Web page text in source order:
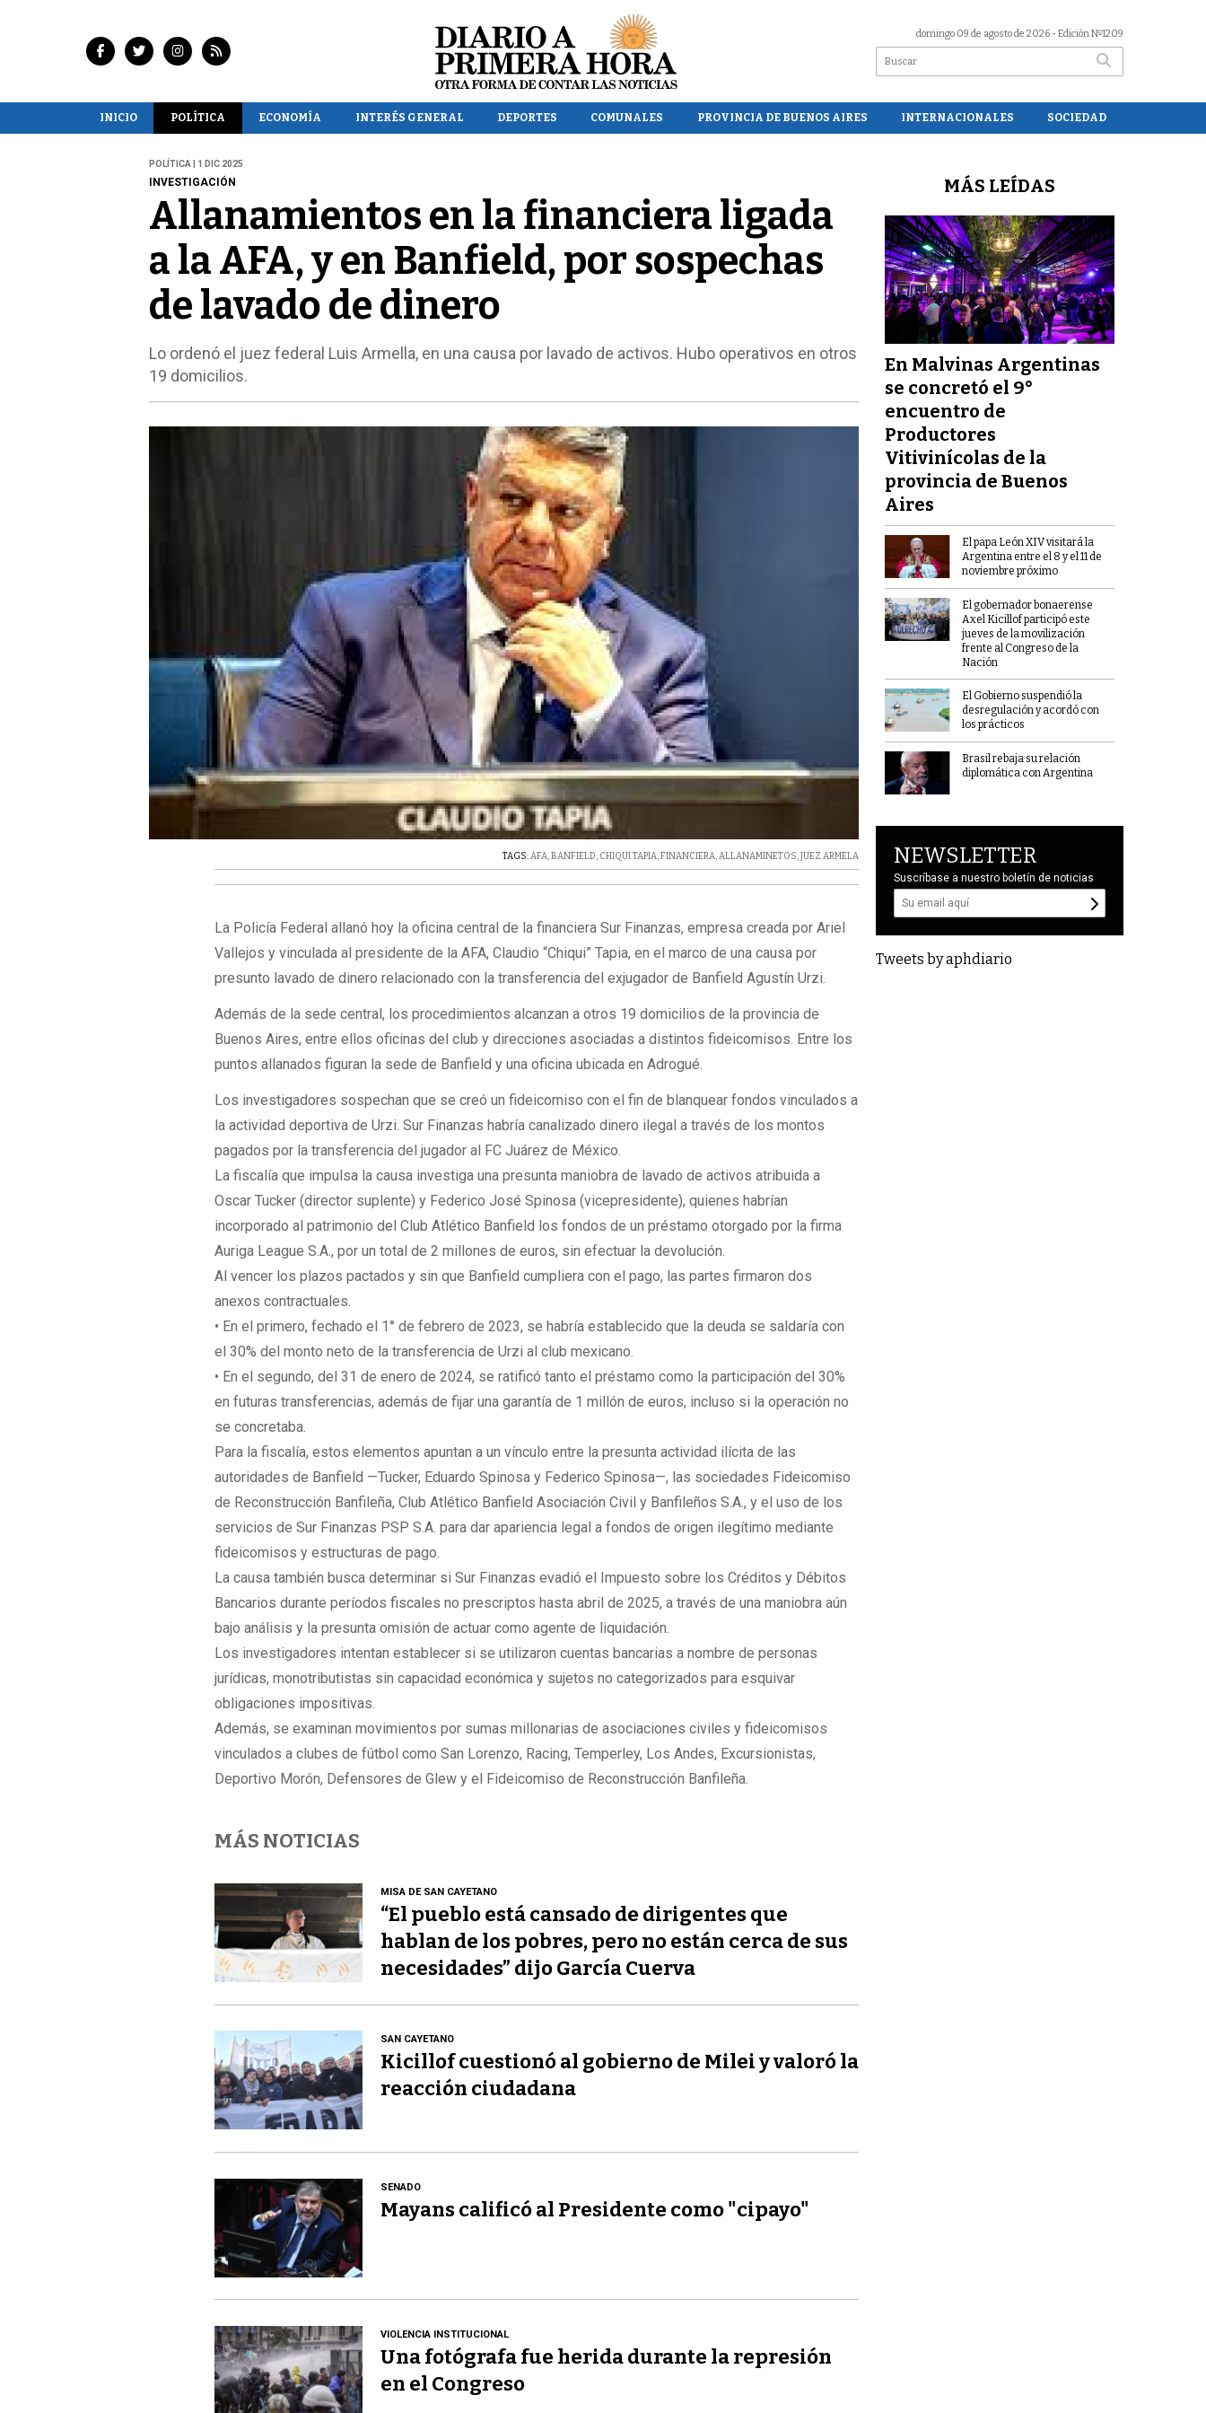
domingo 09 de agosto de 2026 - Edición Nº1209
INICIO POLÍTICA ECONOMÍA INTERÉS GENERAL DEPORTES COMUNALES PROVINCIA DE BUENOS AIRES INTERNACIONALES SOCIEDAD
POLÍTICA | 1 DIC 2025
INVESTIGACIÓN
Allanamientos en la financiera ligada
a la AFA, y en Banfield, por sospechas
de lavado de dinero
Lo ordenó el juez federal Luis Armella, en una causa por lavado de activos. Hubo operativos en otros
19 domicilios.
TAGS:AFA,BANFIELD, CHIQUI TAPIA,FINANCIERA,ALLANAMINETOS, JUEZ ARMELA
La Policía Federal allanó hoy la oficina central de la financiera Sur Finanzas, empresa creada por Ariel
Vallejos y vinculada al presidente de la AFA, Claudio “Chiqui” Tapia, en el marco de una causa por
presunto lavado de dinero relacionado con la transferencia del exjugador de Banfield Agustín Urzi.
Además de la sede central, los procedimientos alcanzan a otros 19 domicilios de la provincia de
Buenos Aires, entre ellos oficinas del club y direcciones asociadas a distintos fideicomisos. Entre los
puntos allanados figuran la sede de Banfield y una oficina ubicada en Adrogué.
Los investigadores sospechan que se creó un fideicomiso con el fin de blanquear fondos vinculados a
la actividad deportiva de Urzi. Sur Finanzas habría canalizado dinero ilegal a través de los montos
pagados por la transferencia del jugador al FC Juárez de México.
La fiscalía que impulsa la causa investiga una presunta maniobra de lavado de activos atribuida a
Oscar Tucker (director suplente) y Federico José Spinosa (vicepresidente), quienes habrían
incorporado al patrimonio del Club Atlético Banfield los fondos de un préstamo otorgado por la firma
Auriga League S.A., por un total de 2 millones de euros, sin efectuar la devolución.
Al vencer los plazos pactados y sin que Banfield cumpliera con el pago, las partes firmaron dos
anexos contractuales.
• En el primero, fechado el 1° de febrero de 2023, se habría establecido que la deuda se saldaría con
el 30% del monto neto de la transferencia de Urzi al club mexicano.
• En el segundo, del 31 de enero de 2024, se ratificó tanto el préstamo como la participación del 30%
en futuras transferencias, además de fijar una garantía de 1 millón de euros, incluso si la operación no
se concretaba.
Para la fiscalía, estos elementos apuntan a un vínculo entre la presunta actividad ilícita de las
autoridades de Banfield —Tucker, Eduardo Spinosa y Federico Spinosa—, las sociedades Fideicomiso
de Reconstrucción Banfileña, Club Atlético Banfield Asociación Civil y Banfileños S.A., y el uso de los
servicios de Sur Finanzas PSP S.A. para dar apariencia legal a fondos de origen ilegítimo mediante
fideicomisos y estructuras de pago.
La causa también busca determinar si Sur Finanzas evadió el Impuesto sobre los Créditos y Débitos
Bancarios durante períodos fiscales no prescriptos hasta abril de 2025, a través de una maniobra aún
bajo análisis y la presunta omisión de actuar como agente de liquidación.
Los investigadores intentan establecer si se utilizaron cuentas bancarias a nombre de personas
jurídicas, monotributistas sin capacidad económica y sujetos no categorizados para esquivar
obligaciones impositivas.
Además, se examinan movimientos por sumas millonarias de asociaciones civiles y fideicomisos
vinculados a clubes de fútbol como San Lorenzo, Racing, Temperley, Los Andes, Excursionistas,
Deportivo Morón, Defensores de Glew y el Fideicomiso de Reconstrucción Banfileña.
MÁS NOTICIAS
MISA DE SAN CAYETANO
“El pueblo está cansado de dirigentes que
hablan de los pobres, pero no están cerca de sus
necesidades” dijo García Cuerva
SAN CAYETANO
Kicillof cuestionó al gobierno de Milei y valoró la
reacción ciudadana
SENADO
Mayans calificó al Presidente como "cipayo"
VIOLENCIA INSTITUCIONAL
Una fotógrafa fue herida durante la represión
en el Congreso
MÁS LEÍDAS
En Malvinas Argentinas
se concretó el 9°
encuentro de
Productores
Vitivinícolas de la
provincia de Buenos
Aires
El papa León XIV visitará la
Argentina entre el 8 y el 11 de
noviembre próximo
El gobernador bonaerense
Axel Kicillof participó este
jueves de la movilización
frente al Congreso de la
Nación
El Gobierno suspendió la
desregulación y acordó con
los prácticos
Brasil rebaja su relación
diplomática con Argentina
NEWSLETTER
Suscríbase a nuestro boletín de noticias
Tweets by aphdiario